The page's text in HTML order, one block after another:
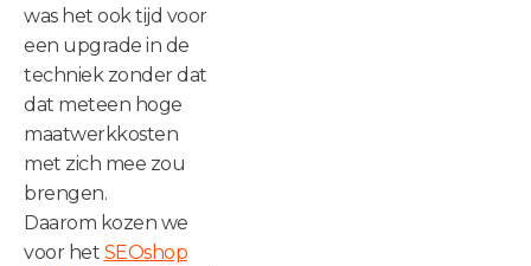
was het ook tijd voor
een upgrade in de
techniek zonder dat
dat meteen hoge
maatwerkkosten
met zich mee zou
brengen.
Daarom kozen we
voor het SEOshop